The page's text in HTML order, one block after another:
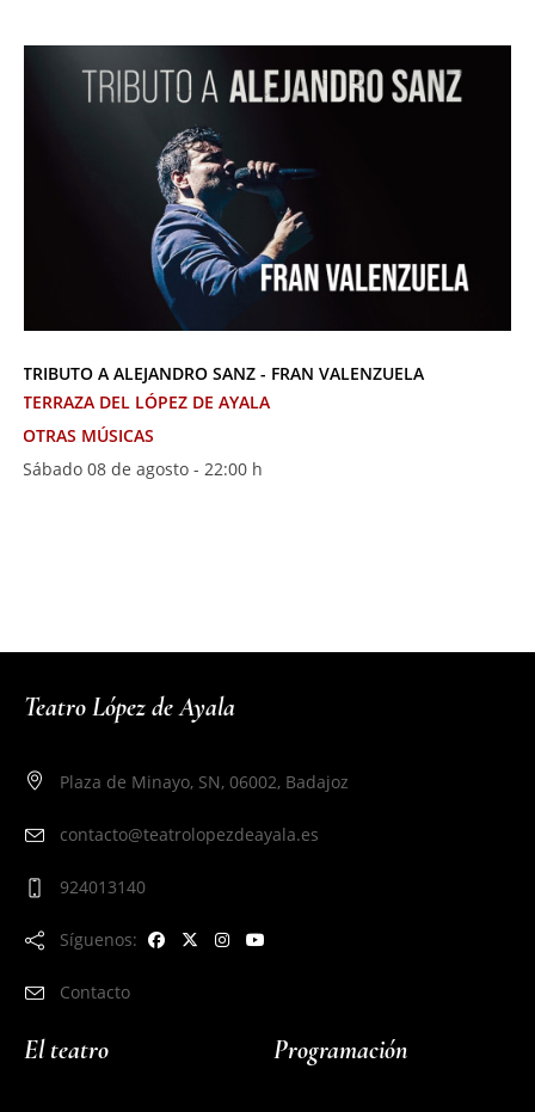
TRIBUTO A ALEJANDRO SANZ - FRAN VALENZUELA
TERRAZA DEL LÓPEZ DE AYALA
OTRAS MÚSICAS
Sábado 08 de agosto - 22:00 h
Teatro López de Ayala
Plaza de Minayo, SN, 06002, Badajoz
contacto@teatrolopezdeayala.es
924013140
Síguenos:
Contacto
El teatro Programación